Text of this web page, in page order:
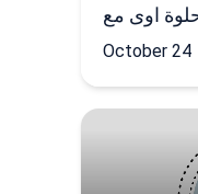
October 24